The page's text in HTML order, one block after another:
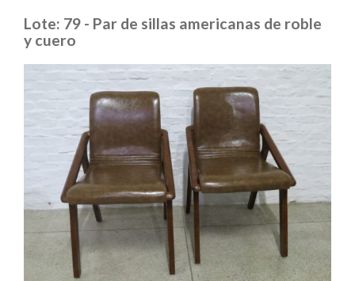
Lote: 79 - Par de sillas americanas de roble
y cuero